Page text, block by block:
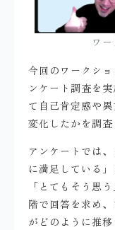
ワ
今回のワークシ
ンケート調査を
て自己肯定感や
変化したかを調査
アンケートでは
に満足している
「とてもそう思
階で回答を求め
がどのように推